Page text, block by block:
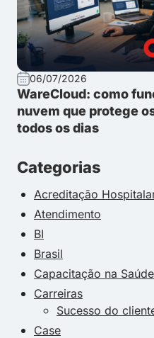
06/07/2026
WareCloud: como
nuvem que protege
todos os dias
Categorias
Acreditação
Atendimento
BI
Brasil
Capacitação na Saúde
Carreiras
Sucesso do
Case